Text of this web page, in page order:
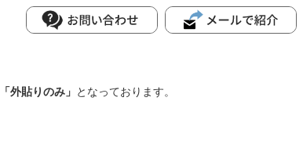
「外貼りのみ」 となっております。